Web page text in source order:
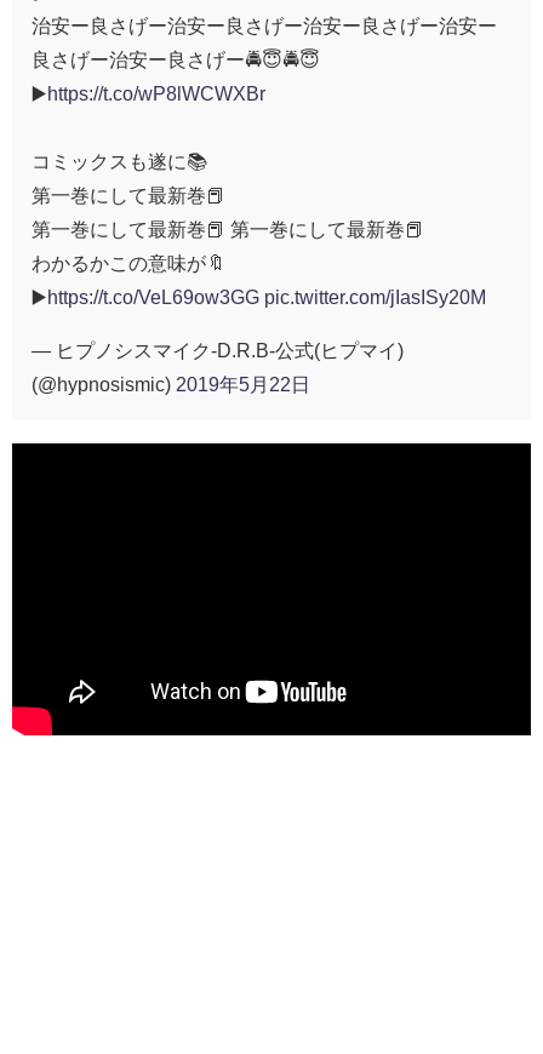
治安ー良さげー治安ー良さげー治安ー良さげー治安ー
良さげー治安ー良さげー🚔😇🚔😇
▶️https://t.co/wP8lWCWXBr
コミックスも遂に📚
第一巻にして最新巻📕
第一巻にして最新巻📕 第一巻にして最新巻📕
わかるかこの意味が🔖
▶️https://t.co/VeL69ow3GG pic.twitter.com/jIasISy20M
— ヒプノシスマイク-D.R.B-公式(ヒプマイ)
(@hypnosismic) 2019年5月22日